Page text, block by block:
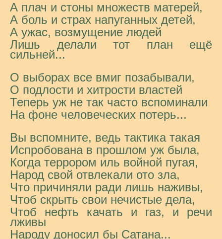
А плач и стоны множеств матерей,
А боль и страх напуганных детей,
А ужас, возмущение людей
Лишь делали тот план ещё
сильней...
О выборах все вмиг позабывали,
О подлости и хитрости властей
Теперь уж не так часто вспоминали
На фоне человеческих потерь...
Вы вспомните, ведь тактика такая
Испробована в прошлом уж была,
Когда террором иль войной пугая,
Народ свой отвлекали ото зла,
Что причиняли ради лишь наживы,
Чтоб скрыть свои нечистые дела,
Чтоб нефть качать и газ, и речи
лживы
Народу доносил бы Сатана...